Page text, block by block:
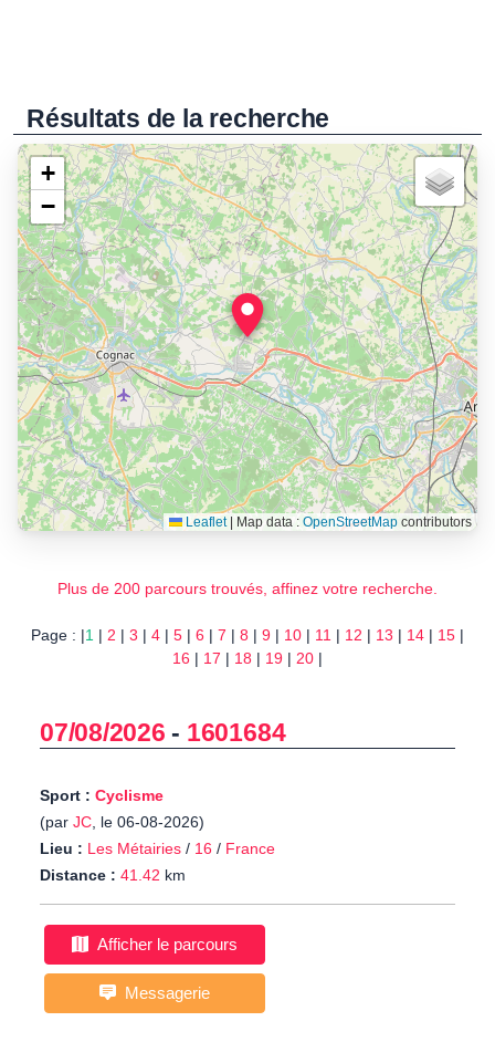
Résultats de la recherche
+
−
Leaflet Map data : OpenStreetMapcontributors
Plus de 200 parcours trouvés, affinez votre recherche.
Page : |1 | 2 | 3 | 4 | 5 | 6 | 7 | 8 | 9 | 10 | 11 | 12 | 13 | 14 | 15 |
16 | 17 | 18 | 19 | 20 |
07/08/2026 - 1601684
Sport : Cyclisme
(par JC, le 06-08-2026)
Lieu : Les Métairies / 16 / France
Distance : 41.42 km
Afficher le parcours
Messagerie